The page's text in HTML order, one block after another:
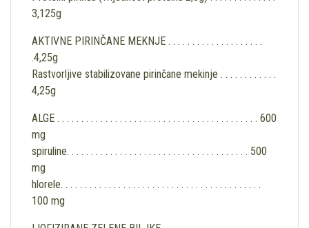
3,125g
AKTIVNE PIRINČANE MEKNJE . . . . . . . . . . . . . . . . . . . .
.4,25g
Rastvorljive stabilizovane pirinčane mekinje . . . . . . . . . . . .
4,25g
ALGE . . . . . . . . . . . . . . . . . . . . . . . . . . . . . . . . . . . . . . . . . . 600
mg
spiruline. . . . . . . . . . . . . . . . . . . . . . . . . . . . . . . . . . . . . . 500
mg
hlorele. . . . . . . . . . . . . . . . . . . . . . . . . . . . . . . . . . . . . . . . . .
100 mg